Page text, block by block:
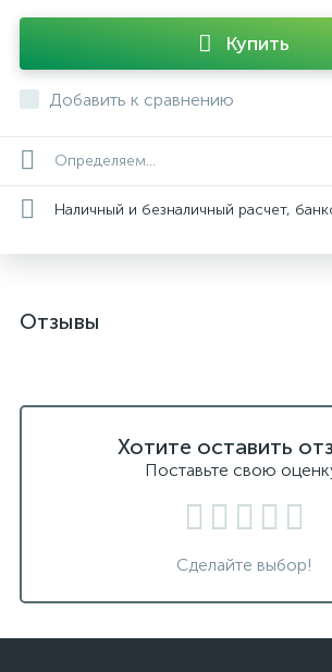
Купить
Добавить к сравнению
Определяем...
Наличный и безналичный расчет,
Отзывы
Хотите оставить
Поставьте свою
Сделайте выбор!